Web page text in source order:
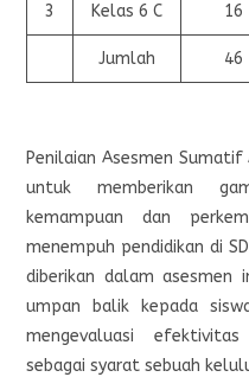
3 Kelas 6 C 16
Jumlah 46
Penilaian Asesmen Sumatif
untuk memberikan
kemampuan dan
menempuh pendidikan di
diberikan dalam asesmen
umpan balik kepada
mengevaluasi
sebagai syarat sebuah